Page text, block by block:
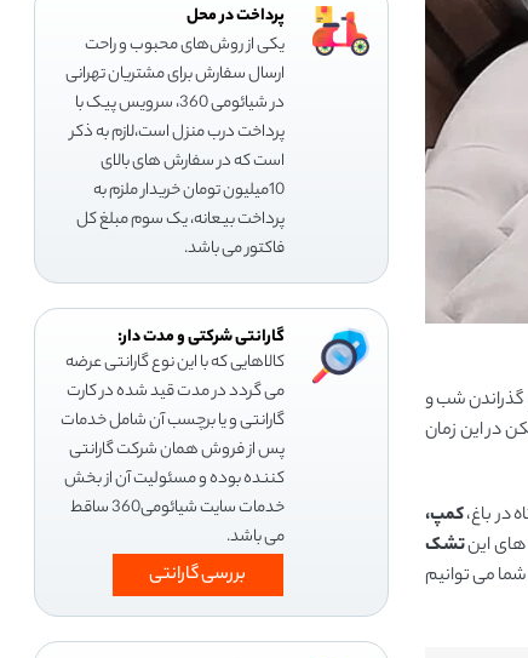
گذراندن شب و
در این زمان
در باغ،کمپ،
تشک
می توانیم
پرداخت در محل
یکی از روش‌های محبوب و راحت
ارسال سفارش برای مشتریان تهرانی
در شیائومی 360، سرویس پیک با
پرداخت درب منزل است،لازم به ذکر
است که در سفارش های بالای
10میلیون تومان خریدار ملزم به
پرداخت بیعانه، یک سوم مبلغ کل
فاکتور می باشد.
گارانتی شرکتی و مدت دار:
کالاهایی که با این نوع گارانتی عرضه
می گردد در مدت قید شده در کارت
گارانتی و یا برچسب آن شامل خدمات
پس از فروش همان شرکت گارانتی
کننده بوده و مسئولیت آن از بخش
خدمات سایت شیائومی360 ساقط
می باشد.
بررسی گارانتی